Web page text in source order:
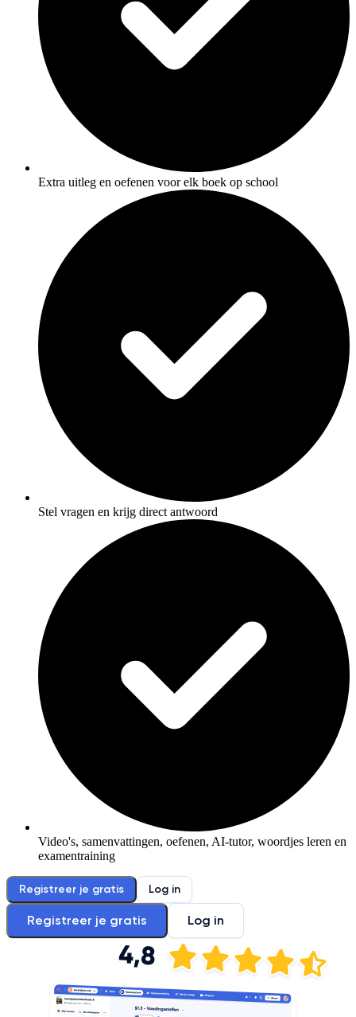
Extra uitleg en oefenen voor elk boek op school
Stel vragen en krijg direct antwoord
Video's, samenvattingen, oefenen, AI-tutor, woordjes leren en
examentraining
Registreer je gratis Log in
Registreer je gratis Log in